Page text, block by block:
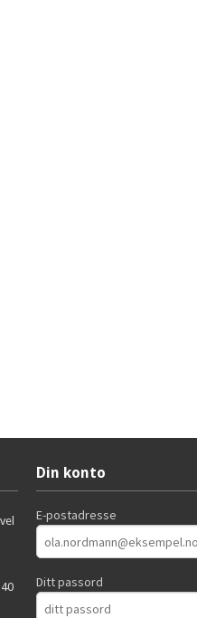
Din konto
E-postadresse
Ditt passord